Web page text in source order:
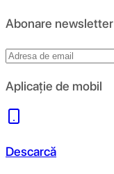
Abonare newsletter
Aplicație de mobil
Descarcă